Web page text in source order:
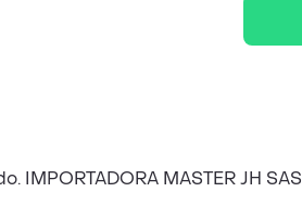
IMPORTADORA MASTER JH SAS